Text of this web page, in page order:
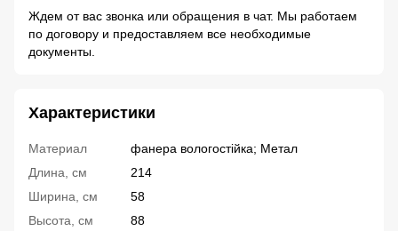
Ждем от вас звонка или обращения в чат. Мы работаем
по договору и предоставляем все необходимые
документы.
Характеристики
Материал
фанера вологостійка; Метал
Длина, см
214
Ширина, см
58
Высота, см
88